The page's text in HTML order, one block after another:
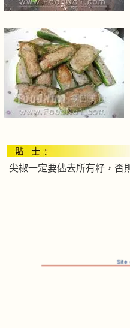
尖椒一定要儘去所有籽，否